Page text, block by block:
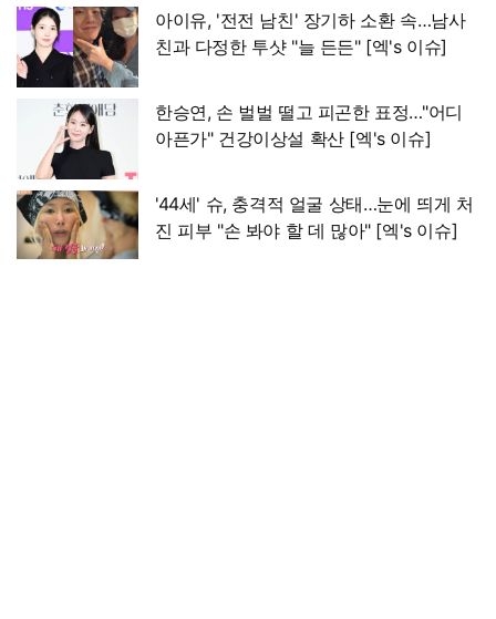
아이유, '전전 남친' 장기하 소환 속…남사
친과 다정한 투샷 "늘 든든" [엑's 이슈]
한승연, 손 벌벌 떨고 피곤한 표정…"어디
아픈가" 건강이상설 확산 [엑's 이슈]
'44세' 슈, 충격적 얼굴 상태…눈에 띄게 처
진 피부 "손 봐야 할 데 많아" [엑's 이슈]